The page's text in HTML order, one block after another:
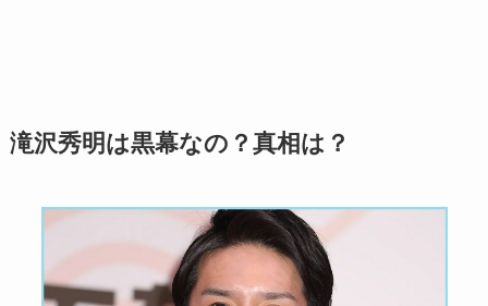
滝沢秀明は黒幕なの？真相は？